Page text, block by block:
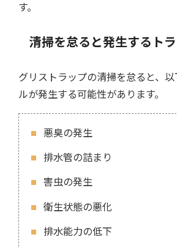
す。
清掃を怠ると発生するト
グリストラップの清掃を怠ると、
ルが発生する可能性があります。
悪臭の発生
排水管の詰まり
害虫の発生
衛生状態の悪化
排水能力の低下